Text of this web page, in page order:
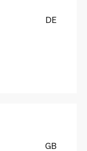
DE
GB